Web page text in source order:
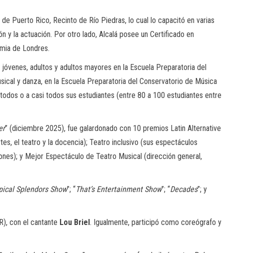
Puerto Rico, Recinto de Río Piedras, lo cual lo capacitó en varias
y la actuación. Por otro lado, Alcalá posee un Certificado en
de Londres.
adultos y adultos mayores en la Escuela Preparatoria del
y danza, en la Escuela Preparatoria del Conservatorio de Música
o a casi todos sus estudiantes (entre 80 a 100 estudiantes entre
” (diciembre 2025), fue galardonado con 10 premios Latin Alternative
el teatro y la docencia); Teatro inclusivo (sus espectáculos
y Mejor Espectáculo de Teatro Musical (dirección general,
Splendors Show”; “That’s Entertainment Show”; “Decades”; y
con el cantante Lou Briel. Igualmente, participó como coreógrafo y